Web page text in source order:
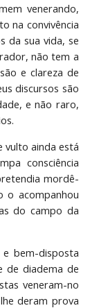
venerando,
na convivência
da sua vida, se
não tem a
e clareza de
discursos são
e não raro,
vulto ainda está
consciência
mordê-
o acompanhou
do campo da
bem-disposta
de diadema de
veneram-no
deram prova